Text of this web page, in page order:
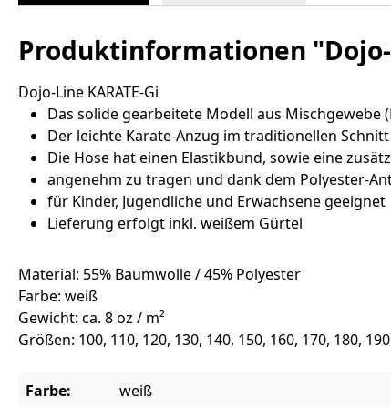
Produktinformationen "Dojo-
Dojo-Line KARATE-Gi
Das solide gearbeitete Modell aus
Der leichte Karate-Anzug im traditionellen
Die Hose hat einen Elastikbund, sowie eine
angenehm zu tragen und dank dem Polyester-
für Kinder, Jugendliche und Erwachsene geeignet
Lieferung erfolgt inkl. weißem Gürtel
Material: 55% Baumwolle / 45% Polyester
Farbe: weiß
Gewicht: ca. 8 oz / m²
Größen: 100, 110, 120, 130, 140, 150, 160, 170, 180, 190
Farbe:
weiß